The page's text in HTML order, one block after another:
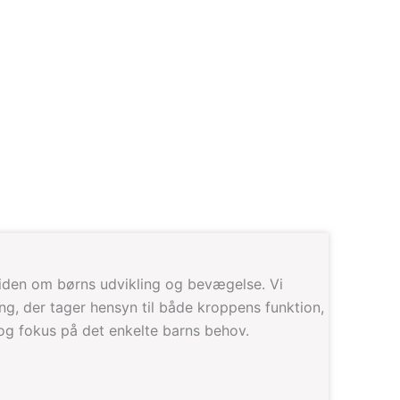
om børns udvikling og bevægelse. Vi
der tager hensyn til både kroppens funktion,
fokus på det enkelte barns behov.